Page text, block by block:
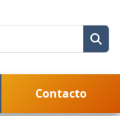
Contacto